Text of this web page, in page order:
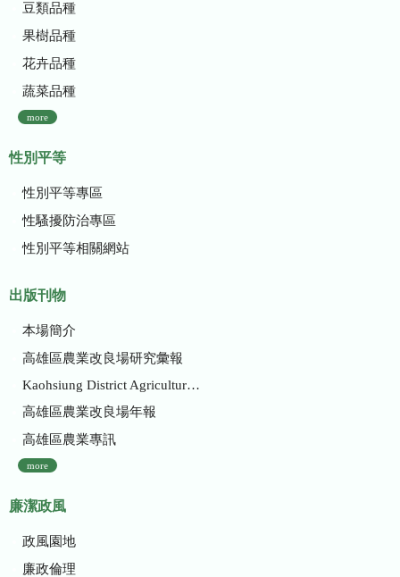
豆類品種
果樹品種
花卉品種
蔬菜品種
more
性別平等
性別平等專區
性騷擾防治專區
性別平等相關網站
出版刊物
本場簡介
高雄區農業改良場研究彙報
Kaohsiung District Agricultural Research and Extension Station
高雄區農業改良場年報
高雄區農業專訊
more
廉潔政風
政風園地
廉政倫理